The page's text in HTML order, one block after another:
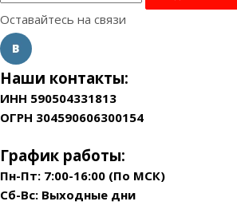
Оставайтесь на связи
Наши контакты:
ИНН 590504331813
ОГРН 304590606300154
График работы:
Пн-Пт: 7:00-16:00 (По МСК)
Сб-Вс: Выходные дни